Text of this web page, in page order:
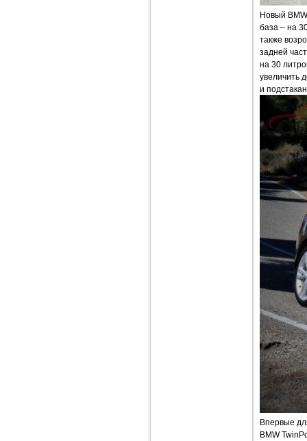
Новый
база – на
также
задней
на 30
увеличить
и
Впервые
BMW